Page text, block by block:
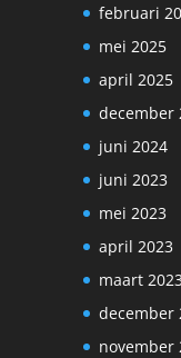
februari
mei 2025
april 2025
december
juni 2024
juni 2023
mei 2023
april 2023
maart 2023
december
november